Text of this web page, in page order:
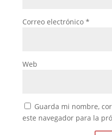
Correo electrónico *
Web
Guarda mi nombre,
este navegador para la